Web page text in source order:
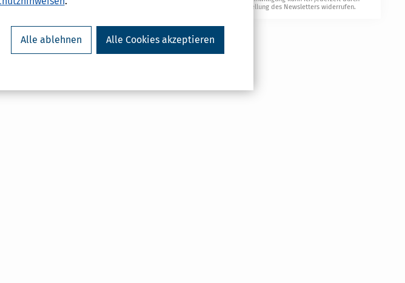
Alle ablehnen Alle Cookies akzeptieren
Abbestellung des Newsletters widerrufen.